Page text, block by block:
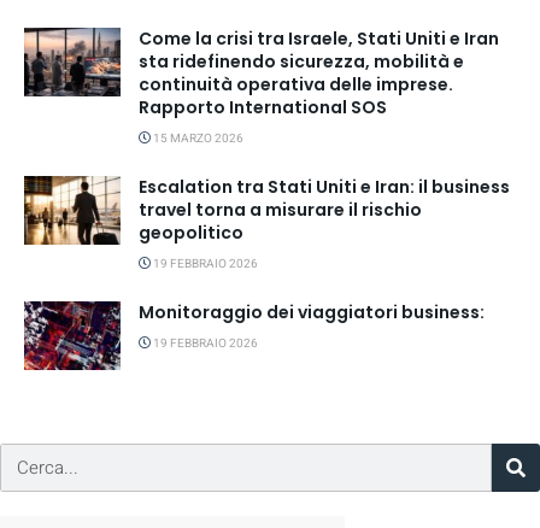
Come la crisi tra Israele, Stati Uniti e Iran
sta ridefinendo sicurezza, mobilità e
continuità operativa delle imprese.
Rapporto International SOS
15 MARZO 2026
Escalation tra Stati Uniti e Iran: il business
travel torna a misurare il rischio
geopolitico
19 FEBBRAIO 2026
Monitoraggio dei viaggiatori business:
19 FEBBRAIO 2026